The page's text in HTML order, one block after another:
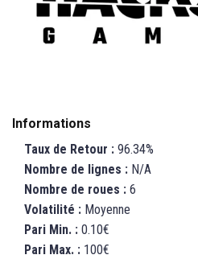
Informations
Taux de Retour : 96.34%
Nombre de lignes : N/A
Nombre de roues : 6
Volatilité : Moyenne
Pari Min. : 0.10€
Pari Max. : 100€